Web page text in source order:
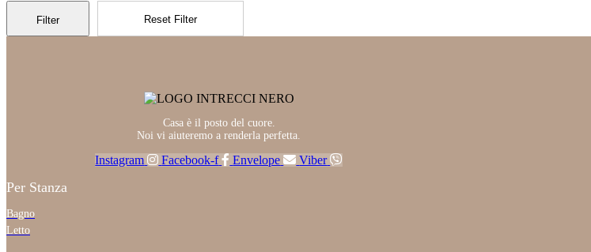
Filter Reset Filter
Casa è il posto del cuore.
Noi vi aiuteremo a renderla perfetta.
Instagram Facebook-f Envelope Viber
Per Stanza
Bagno
Letto